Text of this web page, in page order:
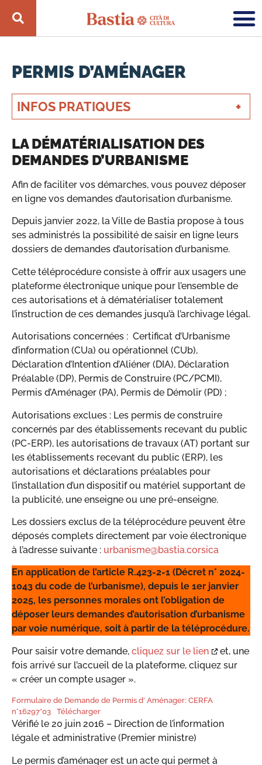
INFOS PRATIQUES
PERMIS D’AMÉNAGER
LA DÉMATÉRIALISATION DES
DEMANDES D’URBANISME
Afin de faciliter vos démarches, vous pouvez déposer
en ligne vos demandes d’autorisation d’urbanisme.
Depuis janvier 2022, la Ville de Bastia propose à tous
ses administrés la possibilité de saisir en ligne leurs
dossiers de demandes d’autorisation d’urbanisme.
Cette téléprocédure consiste à offrir aux usagers une
plateforme électronique unique pour l’ensemble de
ces autorisations et à dématérialiser totalement
l’instruction de ces demandes jusqu’à l’archivage légal.
Autorisations concernées : Certificat d’Urbanisme
d’information (CUa) ou opérationnel (CUb),
Déclaration d’Intention d’Aliéner (DIA), Déclaration
Préalable (DP), Permis de Construire (PC/PCMI),
Permis d’Aménager (PA), Permis de Démolir (PD) ;
Autorisations exclues : Les permis de construire
concernés par des établissements recevant du public
(PC-ERP), les autorisations de travaux (AT) portant sur
les établissements recevant du public (ERP), les
autorisations et déclarations préalables pour
l’installation d’un dispositif ou matériel supportant de
la publicité, une enseigne ou une pré-enseigne.
Les dossiers exclus de la téléprocédure peuvent être
déposés complets directement par voie électronique
à l’adresse suivante : urbanisme@bastia.corsica
En application de l’article R.423-2-1 (Décret n° 2024-
1043 du code de l’urbanisme), depuis le 1er janvier
2025, les personnes morales ont l’obligation de
déposer leurs demandes d’autorisation d’urbanisme
par voie numérique, soit à partir de la téléprocédure.
Pour saisir votre demande, cliquez sur le lien
et, une
fois arrivé sur l’accueil de la plateforme, cliquez sur
« créer un compte usager ».
Formulaire de Demande de Permis d’ Aménager: CERFA
n°16297*03
Télécharger
Vérifié le 20 juin 2016 – Direction de l’information
légale et administrative (Premier ministre)
Le permis d’aménager est un acte qui permet à